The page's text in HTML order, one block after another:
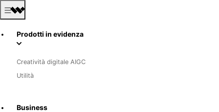
Prodotti in evidenza
Creatività digitale AIGC
Utilità
Business